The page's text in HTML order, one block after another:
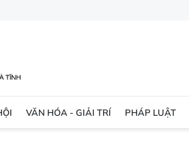
VĂN HÓA - GIẢI TRÍ PHÁP LUẬT